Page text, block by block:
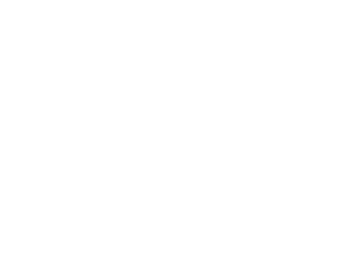
06/Cantique-tel-que-je-
wp-
tritesse.mp3